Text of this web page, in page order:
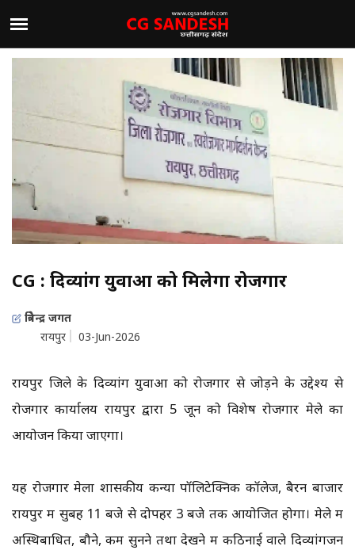
CG : दिव्यांग युवाओं को मिलेगा रोजगार
त्रिवेन्द्र जगत
रायपुर
03-Jun-2026
रायपुर जिले के दिव्यांग युवाओं को रोजगार से जोड़ने के उद्देश्य से
रोजगार कार्यालय रायपुर द्वारा 5 जून को विशेष रोजगार मेले का
आयोजन किया जाएगा।
यह रोजगार मेला शासकीय कन्या पॉलिटेक्निक कॉलेज, बैरन बाजार
रायपुर में सुबह 11 बजे से दोपहर 3 बजे तक आयोजित होगा। मेले में
अस्थिबाधित, बौने, कम सुनने तथा देखने में कठिनाई वाले दिव्यांगजन